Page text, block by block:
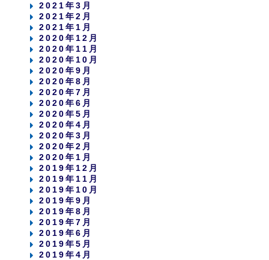
2021年3月
2021年2月
2021年1月
2020年12月
2020年11月
2020年10月
2020年9月
2020年8月
2020年7月
2020年6月
2020年5月
2020年4月
2020年3月
2020年2月
2020年1月
2019年12月
2019年11月
2019年10月
2019年9月
2019年8月
2019年7月
2019年6月
2019年5月
2019年4月